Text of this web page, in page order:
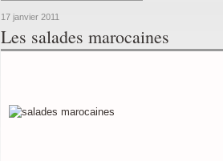
17 janvier 2011
Les salades marocaines